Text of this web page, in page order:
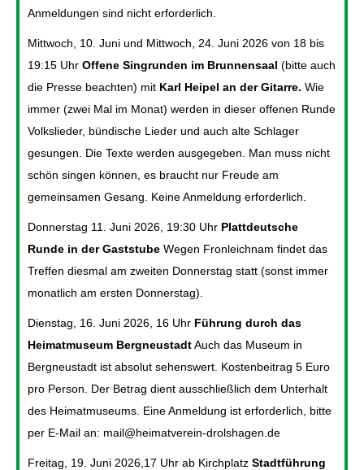
Anmeldungen sind nicht erforderlich.
Mittwoch, 10. Juni und Mittwoch, 24. Juni 2026 von 18 bis
19:15 Uhr Offene Singrunden im Brunnensaal (bitte auch
die Presse beachten) mit Karl Heipel an der Gitarre. Wie
immer (zwei Mal im Monat) werden in dieser offenen Runde
Volkslieder, bündische Lieder und auch alte Schlager
gesungen. Die Texte werden ausgegeben. Man muss nicht
schön singen können, es braucht nur Freude am
gemeinsamen Gesang. Keine Anmeldung erforderlich.
Donnerstag 11. Juni 2026, 19:30 Uhr Plattdeutsche
Runde in der Gaststube Wegen Fronleichnam findet das
Treffen diesmal am zweiten Donnerstag statt (sonst immer
monatlich am ersten Donnerstag).
Dienstag, 16. Juni 2026, 16 Uhr Führung durch das
Heimatmuseum BergneustadtAuch das Museum in
Bergneustadt ist absolut sehenswert. Kostenbeitrag 5 Euro
pro Person. Der Betrag dient ausschließlich dem Unterhalt
des Heimatmuseums. Eine Anmeldung ist erforderlich, bitte
per E-Mail an: mail@heimatverein-drolshagen.de
Freitag, 19. Juni 2026,17 Uhr ab Kirchplatz Stadtführung